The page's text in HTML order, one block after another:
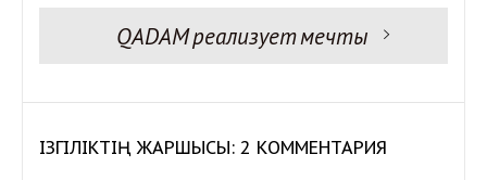
записямСледующая запись:
QADAM реализует мечты
ІЗГІЛІКТІҢ ЖАРШЫСЫ: 2 КОММЕНТАРИЯ